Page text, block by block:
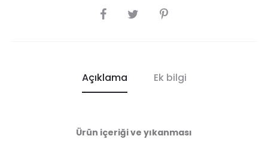
SHARE
Açıklama Ek bilgi
Ürün içeriği ve yıkanması